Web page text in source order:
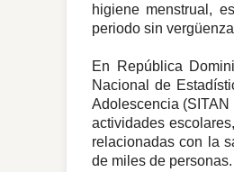
higiene menstrual,
periodo sin
En República
Nacional de
Adolescencia
actividades
relacionadas con la
de miles de personas.